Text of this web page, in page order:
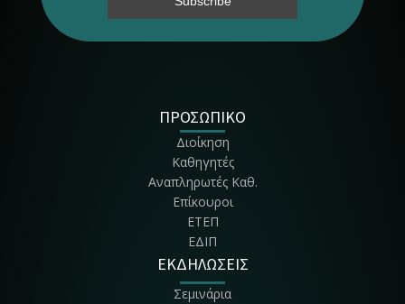
Τμήμα Περιφερειακής & Οικονομ. Ανάπτυξης
Τμήμα Διοίκησης Συστημάτων Εφοδια-σμού
Τμήμα Διοίκησης, Οικονομίας & Επικοι-νωνίας Πολιτιστικών &
Τουριστικών Μονά-δων - ΔΟΕΠΤΜ
ΠΡΟΣΩΠΙΚΟ
Διοίκηση
Καθηγητές
Αναπληρωτές Καθ.
Επίκουροι
ΕΤΕΠ
ΕΔΙΠ
ΕΚΔΗΛΩΣΕΙΣ
Σεμινάρια